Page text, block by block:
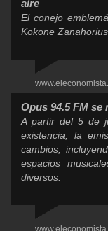
aire
El conejo
Kokone Zanahorius.
Opus 94.5 FM se
A partir del 5 de
existencia, la
cambios,
espacios
diversos.